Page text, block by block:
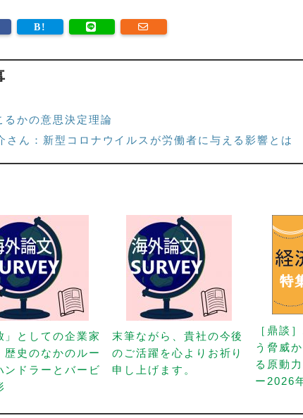
かの意思決定理論
さん：新型コロナウイルスが労働者に与える影響とは
」としての企業家
歴史のなかのルー
ンドラーとバービ
末筆ながら、貴社の今後
のご活躍を心よりお祈り
申し上げます。
［鼎談
う脅威
る原動
ー2026